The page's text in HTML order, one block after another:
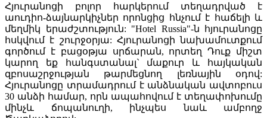
Հյուրանոցի բոլոր հարկերում տեղադրված է
աուդիո-ձայնարկիչներ որոնցից հնչում է հաճելի և
մեղմիկ երաժշտություն: "Hotel Russia"-ն հյուրանոցը
հսկվում է շուրջօրյա: Հյուրանոցի նախամուտքում
գործում է բացօթյա սրճարան, որտեղ Դուք միշտ
կարող եք հանգստանալ` մաքուր և հայկական
զբոսաշրջության թարմեցնող լեռնային օդով:
Հյուրանոցը տրամադրում է անձնական ավտոբուս
30 անձի համար, որն ապահովում է տեղափոխումը
մինչև ճոպանուղի, ինչպես նաև ամբողջ